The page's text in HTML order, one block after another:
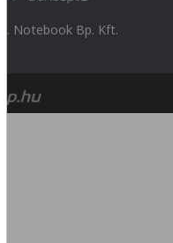
Notebook Bp. Kft.